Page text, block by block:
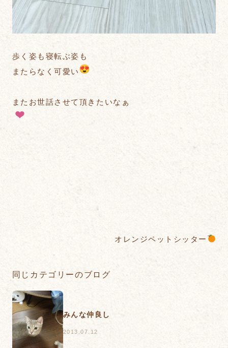
歩く姿も寝転ぶ姿も
またらなく可愛い
またお世話させて頂きたいなぁ
オレンジペットシッター
同じカテゴリーのブログ
みんな仲良し
2013.07.12